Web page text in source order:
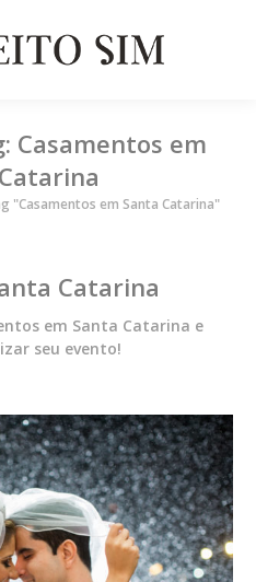
Casamentos em
"Casamentos em Santa Catarina"
Catarina
em Santa Catarina e
seu evento!